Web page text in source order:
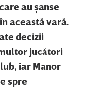
au şanse
această vară.
decizii
jucători
iar Manor
spre